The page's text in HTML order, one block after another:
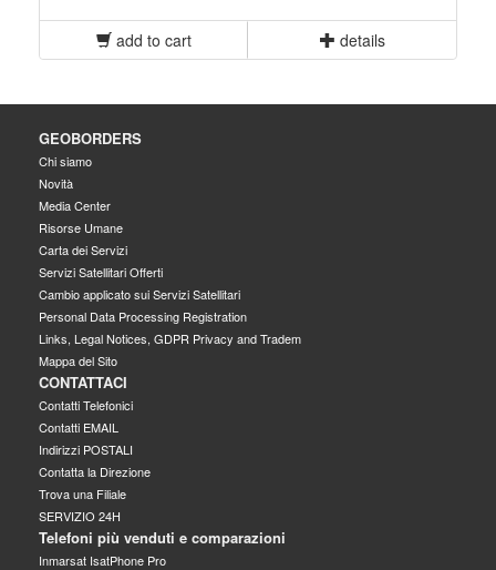
add to cart details
GEOBORDERS
Chi siamo
Novità
Media Center
Risorse Umane
Carta dei Servizi
Servizi Satellitari Offerti
Cambio applicato sui Servizi Satellitari
Personal Data Processing Registration
Links, Legal Notices, GDPR Privacy and Tradem
Mappa del Sito
CONTATTACI
Contatti Telefonici
Contatti EMAIL
Indirizzi POSTALI
Contatta la Direzione
Trova una Filiale
SERVIZIO 24H
Telefoni più venduti e comparazioni
Inmarsat IsatPhone Pro